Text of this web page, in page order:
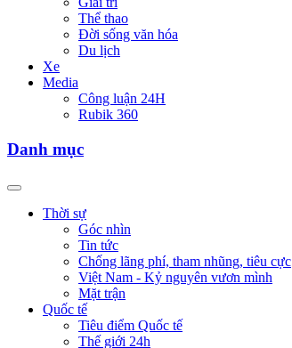
Thể thao
Đời sống văn hóa
Du lịch
Xe
Media
Công luận 24H
Rubik 360
Danh mục
Thời sự
Góc nhìn
Tin tức
Chống lãng phí, tham nhũng, tiêu cực
Việt Nam - Kỷ nguyên vươn mình
Mặt trận
Quốc tế
Tiêu điểm Quốc tế
Thế giới 24h